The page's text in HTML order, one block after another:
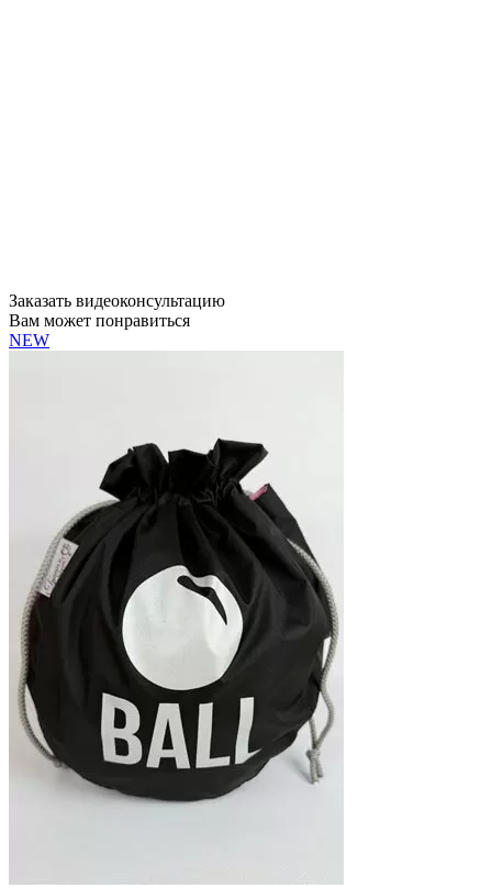
Заказать видеоконсультацию
Вам может понравиться
NEW